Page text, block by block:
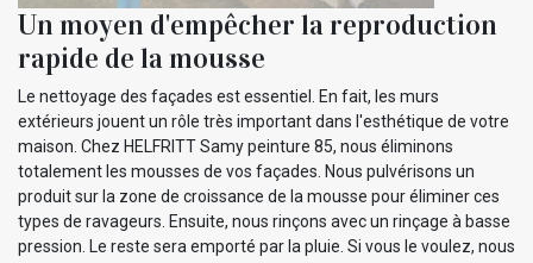
Un moyen d'empêcher la reproduction
rapide de la mousse
Le nettoyage des façades est essentiel. En fait, les murs
extérieurs jouent un rôle très important dans l'esthétique de votre
maison. Chez HELFRITT Samy peinture 85, nous éliminons
totalement les mousses de vos façades. Nous pulvérisons un
produit sur la zone de croissance de la mousse pour éliminer ces
types de ravageurs. Ensuite, nous rinçons avec un rinçage à basse
pression. Le reste sera emporté par la pluie. Si vous le voulez, nous